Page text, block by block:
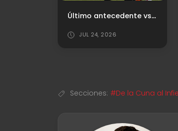
Último antecedente vs. Estudiantes (LP)
JUL 24, 2026
Secciones: #De la Cuna al